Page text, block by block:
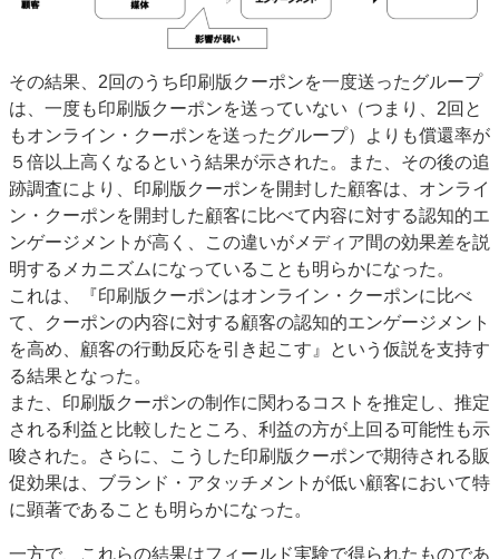
その結果、2回のうち印刷版クーポンを一度送ったグループ
は、一度も印刷版クーポンを送っていない（つまり、2回と
もオンライン・クーポンを送ったグループ）よりも償還率が
５倍以上高くなるという結果が示された。また、その後の追
跡調査により、印刷版クーポンを開封した顧客は、オンライ
ン・クーポンを開封した顧客に比べて内容に対する認知的エ
ンゲージメントが高く、この違いがメディア間の効果差を説
明するメカニズムになっていることも明らかになった。
これは、『印刷版クーポンはオンライン・クーポンに比べ
て、クーポンの内容に対する顧客の認知的エンゲージメント
を高め、顧客の行動反応を引き起こす』という仮説を支持す
る結果となった。
また、印刷版クーポンの制作に関わるコストを推定し、推定
される利益と比較したところ、利益の方が上回る可能性も示
唆された。さらに、こうした印刷版クーポンで期待される販
促効果は、ブランド・アタッチメントが低い顧客において特
に顕著であることも明らかになった。
一方で、これらの結果はフィールド実験で得られたものであ